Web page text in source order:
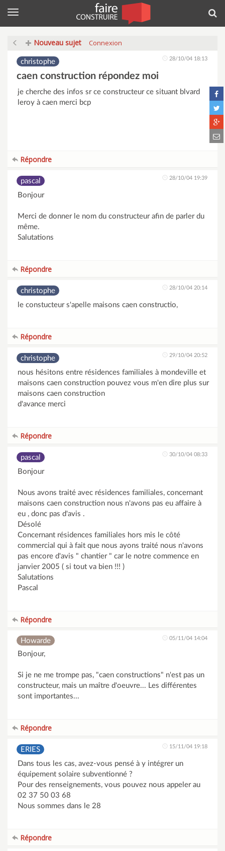
Menu
Nouveau sujet Connexion
christophe 28/10/04 18:13
caen construction répondez moi
je cherche des infos sr ce constructeur ce situant blvard
leroy à caen merci bcp
Répondre
pascal 28/10/04 19:39
Bonjour
Merci de donner le nom du constructeur afin de parler du
même.
Salutations
Répondre
christophe 28/10/04 20:14
le constucteur s'apelle maisons caen constructio,
Répondre
christophe 29/10/04 20:52
nous hésitons entre résidences familiales à mondeville et
maisons caen construction pouvez vous m'en dire plus sur
maisons caen construction
d'avance merci
Répondre
pascal 30/10/04 08:33
Bonjour
Nous avons traité avec résidences familiales, concernant
maisons caen construction nous n'avons pas eu affaire à
eu , donc pas d'avis .
Désolé
Concernant résidences familiales hors mis le côté
commercial qui à fait que nous ayons traité nous n'avons
pas encore d'avis " chantier " car le notre commence en
janvier 2005 ( si tout va bien !!! )
Salutations
Pascal
Répondre
Howarde 05/11/04 14:04
Bonjour,
Si je ne me trompe pas, "caen constructions" n'est pas un
constructeur, mais un maître d'oeuvre... Les différentes
sont importantes...
Répondre
ERIES 15/11/04 19:18
Dans tous les cas, avez-vous pensé à y intégrer un
équipement solaire subventionné ?
Pour des renseignements, vous pouvez nous appeler au
02 37 50 03 68
Nous sommes dans le 28
Répondre